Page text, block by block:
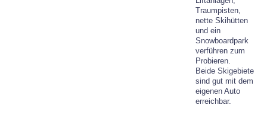
Traumpisten,
nette Skihütten
und ein
Snowboardpark
verführen zum
Probieren.
Beide Skigebiete
sind gut mit dem
eigenen Auto
erreichbar.